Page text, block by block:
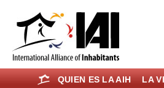
QUIEN ES LA AIH LA